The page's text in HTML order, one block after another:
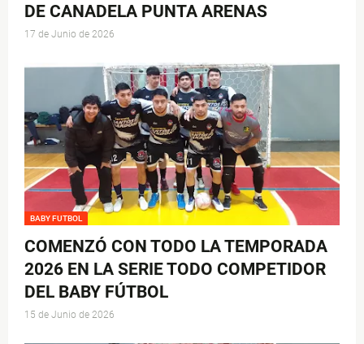
DE CANADELA PUNTA ARENAS
17 de Junio de 2026
BABY FUTBOL
COMENZÓ CON TODO LA TEMPORADA
2026 EN LA SERIE TODO COMPETIDOR
DEL BABY FÚTBOL
15 de Junio de 2026